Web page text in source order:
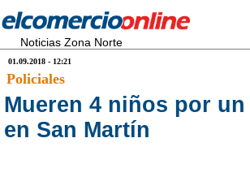
Noticias Zona Norte
01.09.2018 - 12:21
Policiales
Mueren 4 niños por
en San Martín